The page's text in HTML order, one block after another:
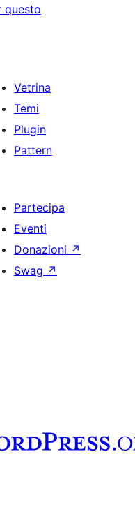
questo
Vetrina
Temi
Plugin
Pattern
Partecipa
Eventi
Donazioni ↗
Swag ↗
Tumblr